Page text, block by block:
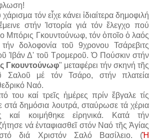
τόν εἶχε κάνει ἰδιαίτερα δημοφιλή
στήν Ἱστορία γιά τόν ἔλεγχο πού
Μπόρις Γκουντούνωφ, τόν ὁποῖο ὁ λαός
δολοφονία τοῦ 9χρονου Τσάρεβιτς
Ἰβάν Δ' τοῦ Τρομεροῦ. Ὁ Πούσκιν στήν
Γκουντούνωφ" μεταφέρει τήν σκηνή τῆς
Σαλοῦ μέ τόν Τσάρο, στήν πλατεία
Ναό.
του καί τρεῖς ἡμέρες πρίν ἔβγαλε τίς
στά δημόσια λουτρά, σταύρωσε τά χέρια
κοιμήθηκε εἰρηνικά. Κατά τήν
νά ἐνταφιασθεῖ στόν Ναό τῆς Ἁγίας
διά Χριστόν Σαλό Βασίλειο. (Ἡ